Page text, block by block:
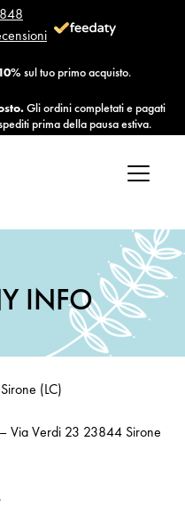
sul tuo primo acquisto.
Gli ordini completati e pagati
prima della pausa estiva.
INFO
(LC)
Via Verdi 23 23844 Sirone